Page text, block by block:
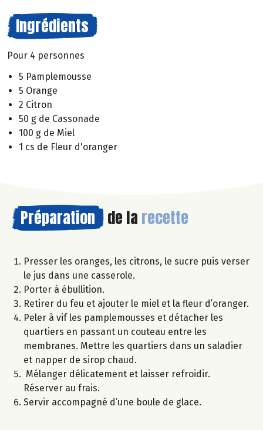
Ingrédients
Pour 4 personnes
5 Pamplemousse
5 Orange
2 Citron
50 g de Cassonade
100 g de Miel
1 cs de Fleur d'oranger
Préparation de la recette
Presser les oranges, les citrons, le sucre puis verser
le jus dans une casserole.
Porter à ébullition.
Retirer du feu et ajouter le miel et la fleur d’oranger.
Peler à vif les pamplemousses et détacher les
quartiers en passant un couteau entre les
membranes. Mettre les quartiers dans un saladier
et napper de sirop chaud.
Mélanger délicatement et laisser refroidir.
Réserver au frais.
Servir accompagné d’une boule de glace.